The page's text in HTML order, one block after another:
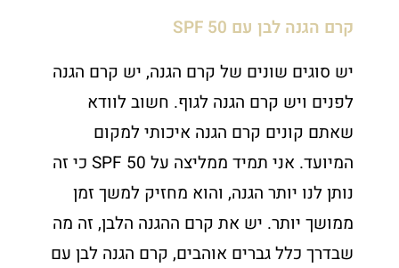
קרם הגנה לבן עם 50 SPF
יש סוגים שונים של קרם הגנה, יש קרם הגנה
לפנים ויש קרם הגנה לגוף. חשוב לוודא
שאתם קונים קרם הגנה איכותי למקום
המיועד. אני תמיד ממליצה על 50 SPF כי זה
נותן לנו יותר הגנה, והוא מחזיק למשך זמן
ממושך יותר. יש את קרם ההגנה הלבן, זה מה
שבדרך כלל גברים אוהבים, קרם הגנה לבן עם